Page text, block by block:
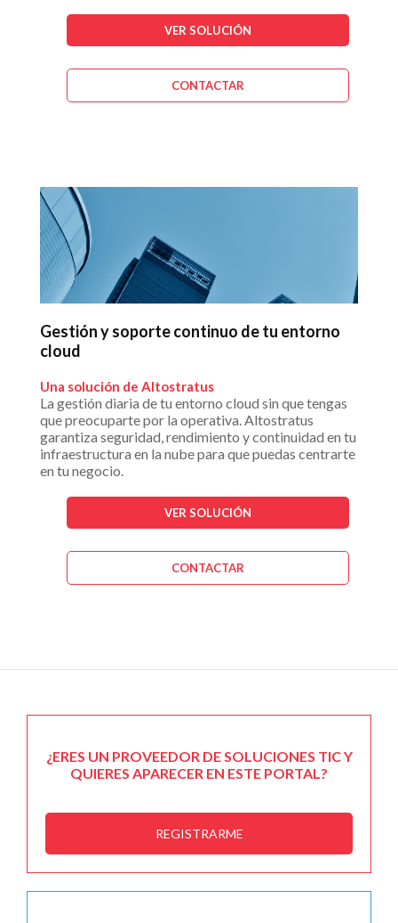
VER SOLUCIÓN
CONTACTAR
Gestión y soporte continuo de tu entorno
cloud
Una solución de Altostratus
La gestión diaria de tu entorno cloud sin que tengas
que preocuparte por la operativa. Altostratus
garantiza seguridad, rendimiento y continuidad en tu
infraestructura en la nube para que puedas centrarte
en tu negocio.
VER SOLUCIÓN
CONTACTAR
¿ERES UN PROVEEDOR DE SOLUCIONES TIC Y
QUIERES APARECER EN ESTE PORTAL?
REGISTRARME